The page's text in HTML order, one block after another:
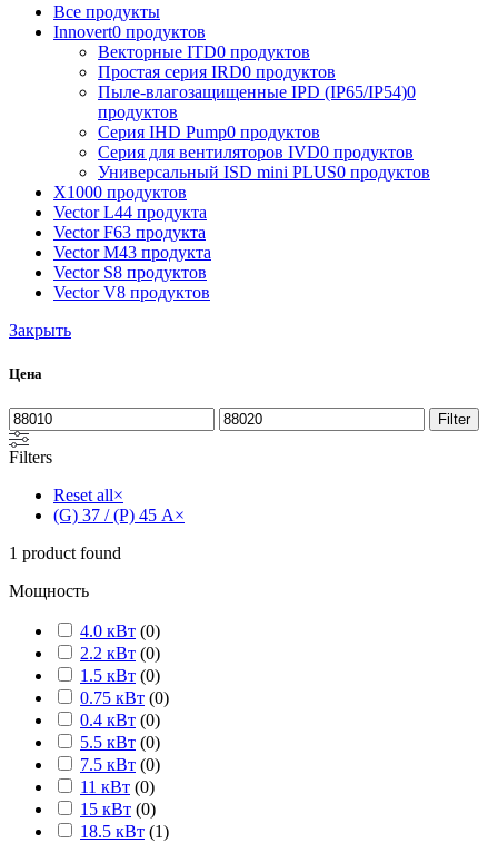
Все продукты
Innovert0 продуктов
Векторные ITD0 продуктов
Простая серия IRD0 продуктов
Пыле-влагозащищенные IPD (IP65/IP54)0
продуктов
Серия IHD Pump0 продуктов
Серия для вентиляторов IVD0 продуктов
Универсальный ISD mini PLUS0 продуктов
X1000 продуктов
Vector L44 продукта
Vector F63 продукта
Vector M43 продукта
Vector S8 продуктов
Vector V8 продуктов
Закрыть
Цена
Filter
Filters
Reset all×
(G) 37 / (P) 45 А×
1 product found
Мощность
4.0 кВт (0)
2.2 кВт (0)
1.5 кВт (0)
0.75 кВт (0)
0.4 кВт (0)
5.5 кВт (0)
7.5 кВт (0)
11 кВт (0)
15 кВт (0)
18.5 кВт (1)